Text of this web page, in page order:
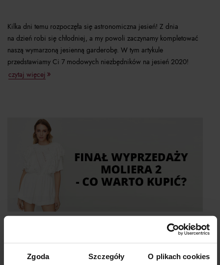
Zgoda Szczegóły O plikach cookies
Kilka dni temu rozpoczęła się astronomiczna jesień! Z dnia
na dzień robi się chłodniej, a my powoli zaczynamy kompletować
naszą wymarzoną jesienną garderobę. W tym artykule
przedstawiamy Ci 7 modowych niezbędników na jesień 2020!
czytaj więcej
Finał wyprzedaży Moliera2 - co warto
kupić?